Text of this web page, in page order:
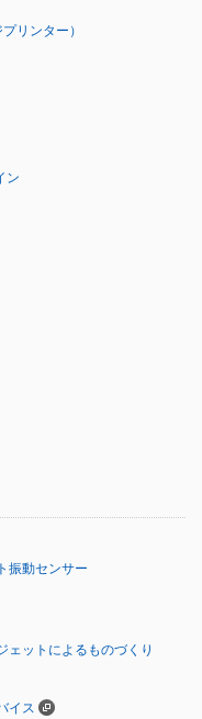
リンター）
ン
振動センサー
ェットによるものづくり
イス